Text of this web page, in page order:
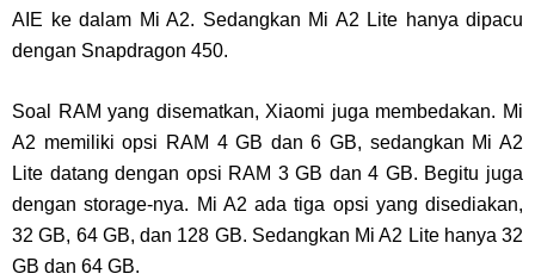
AIE ke dalam Mi A2. Sedangkan Mi A2 Lite hanya dipacu
dengan Snapdragon 450.
Soal RAM yang disematkan, Xiaomi juga membedakan. Mi
A2 memiliki opsi RAM 4 GB dan 6 GB, sedangkan Mi A2
Lite datang dengan opsi RAM 3 GB dan 4 GB. Begitu juga
dengan storage-nya. Mi A2 ada tiga opsi yang disediakan,
32 GB, 64 GB, dan 128 GB. Sedangkan Mi A2 Lite hanya 32
GB dan 64 GB.